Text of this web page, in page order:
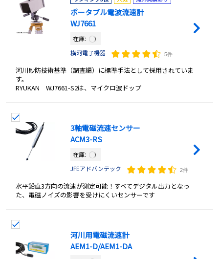
ポータブル電波流速計
WJ7661
在庫:
横河電子機器
5件
河川砂防技術基準（調査編）に標準手法として採用されていま
す。
RYUKAN WJ7661-S2は、マイクロ波ドップ
3軸電磁流速センサー
ACM3-RS
在庫:
JFEアドバンテック
2件
水平鉛直3方向の流速が測定可能！すべてデジタル出力となっ
た、電磁ノイズの影響を受けにくいセンサーです
河川用電磁流速計
AEM1-D/AEM1-DA